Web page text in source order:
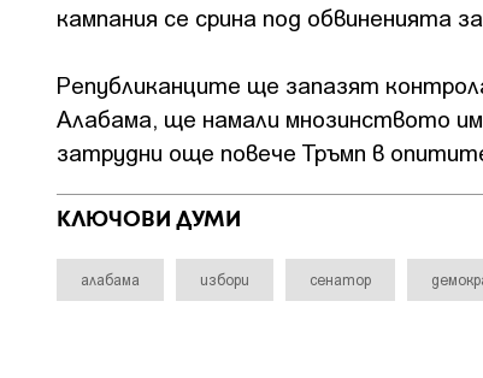
кампания се срина под обвиненията
Републиканците ще запазят
Алабама, ще намали мнозинството
затрудни още повече Тръмп в
КЛЮЧОВИ ДУМИ
алабама избори сенатор